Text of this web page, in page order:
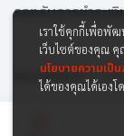
สงวนลิขสิทธิ์ ©
รองรับการชำระเ
เราใช้คุกกี้เพื่อพั
เว็บไซต์ของคุณ คุ
นโยบายความเป็
ได้ของคุณได้เอง